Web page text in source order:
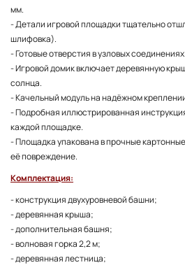
мм.
- Детали игровой площадки тщательно
шлифовка).
- Готовые отверстия в узловых соединениях.
- Игровой домик включает деревянную
солнца.
- Качельный модуль на надёжном
- Подробная иллюстрированная
каждой площадке.
- Площадка упакована в прочные
её повреждение.
Комплектация:
- конструкция двухуровневой башни;
- деревянная крыша;
- дополнительная башня;
- волновая горка 2,2 м;
- деревянная лестница;